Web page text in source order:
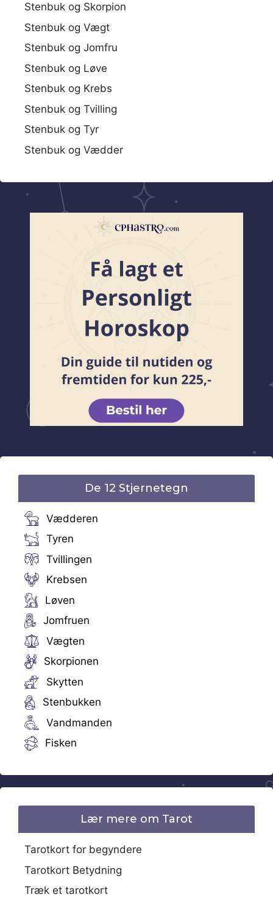
Stenbuk og Skorpion
Stenbuk og Vægt
Stenbuk og Jomfru
Stenbuk og Løve
Stenbuk og Krebs
Stenbuk og Tvilling
Stenbuk og Tyr
Stenbuk og Vædder
De 12 Stjernetegn
Vædderen
Tyren
Tvillingen
Krebsen
Løven
Jomfruen
Vægten
Skorpionen
Skytten
Stenbukken
Vandmanden
Fisken
Lær mere om Tarot
Tarotkort for begyndere
Tarotkort Betydning
Træk et tarotkort